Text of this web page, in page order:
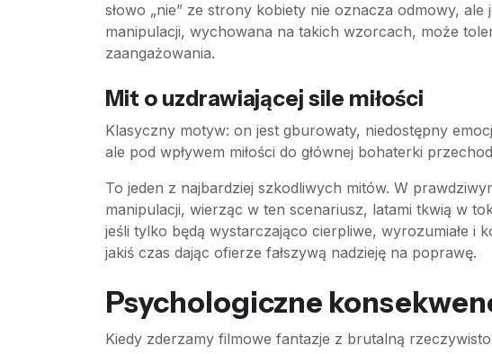
słowo „nie” ze strony kobiety nie oznacza odmowy,
manipulacji, wychowana na takich wzorcach, może
zaangażowania.
Mit o uzdrawiającej sile miłości
Klasyczny motyw: on jest gburowaty, niedostępny
ale pod wpływem miłości do głównej bohaterki
To jeden z najbardziej szkodliwych mitów. W
manipulacji, wierząc w ten scenariusz, latami tkwią w
jeśli tylko będą wystarczająco cierpliwe, wyrozumiałe
jakiś czas dając ofierze fałszywą nadzieję na poprawę.
Psychologiczne
Kiedy zderzamy filmowe fantazje z brutalną